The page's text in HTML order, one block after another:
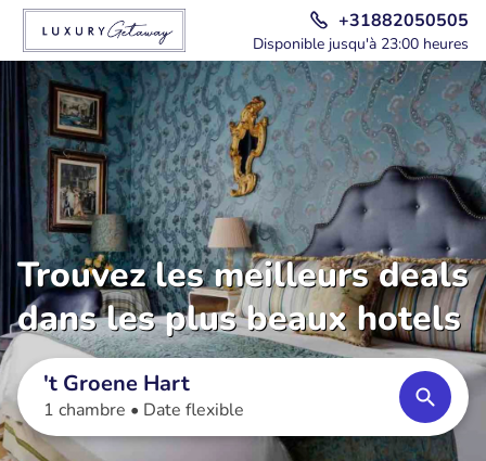
+31882050505
Disponible jusqu'à 23:00 heures
Trouvez les meilleurs deals
dans les plus beaux hotels
't Groene Hart
1 chambre • Date flexible